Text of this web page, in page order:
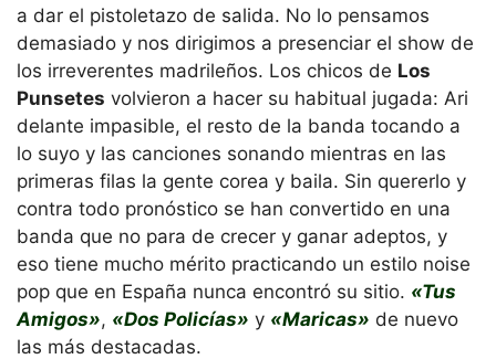
a dar el pistoletazo de salida. No lo pensamos
demasiado y nos dirigimos a presenciar el show de
los irreverentes madrileños. Los chicos de Los
Punsetes volvieron a hacer su habitual jugada: Ari
delante impasible, el resto de la banda tocando a
lo suyo y las canciones sonando mientras en las
primeras filas la gente corea y baila. Sin quererlo y
contra todo pronóstico se han convertido en una
banda que no para de crecer y ganar adeptos, y
eso tiene mucho mérito practicando un estilo noise
pop que en España nunca encontró su sitio. «Tus
Amigos», «Dos Policías» y «Maricas» de nuevo
las más destacadas.